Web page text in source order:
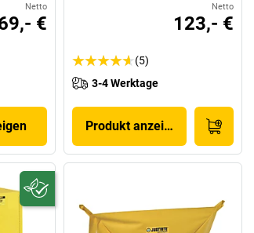
Netto
€
Netto
123,- €
(5)
3-4 Werktage
Produkt anzeigen